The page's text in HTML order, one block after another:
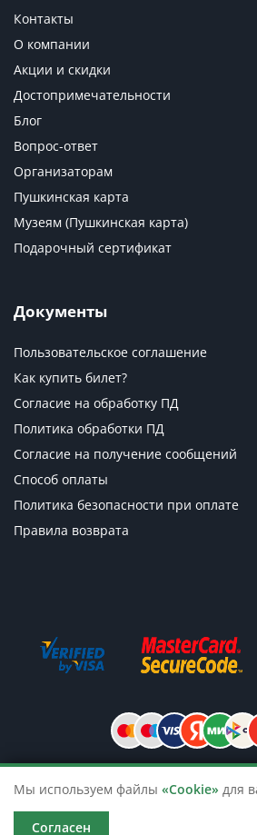
Контакты
О компании
Акции и скидки
Достопримечательности
Блог
Вопрос-ответ
Организаторам
Пушкинская карта
Музеям (Пушкинская карта)
Подарочный сертификат
Документы
Пользовательское соглашение
Как купить билет?
Согласие на обработку ПД
Политика обработки ПД
Согласие на получение сообщений
Способ оплаты
Политика безопасности при оплате
Правила возврата
© 2026 TicketsTour.
Мы используем файлы «Cookie» для
Согласен